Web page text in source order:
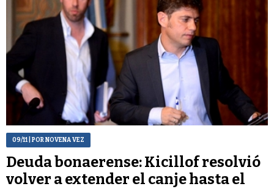
09/11| POR NOVENA VEZ
Deuda bonaerense: Kicillof resolvió
volver a extender el canje hasta el